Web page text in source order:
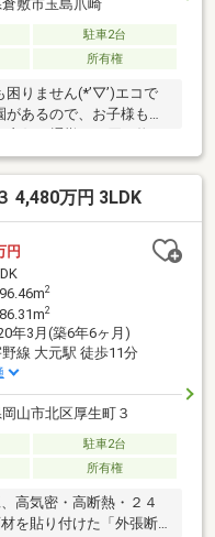
倉敷市玉島爪崎
駐車2台
所有権
困りません(*’▽’)エコで
あるので、お子様も楽
が徒歩圏内で生活利便
玉島北中学校まで1945
徒歩5分・ファミリー
分・ゆのき医院まで
1535ｍ 徒歩19分
4,480万円 3LDK
円
2
2
年3月(築6年6ヶ月)
野線 大元駅 徒歩11分
山市北区厚生町３
駐車2台
所有権
高気密・高断熱・２４
を貼り付けた「外張断